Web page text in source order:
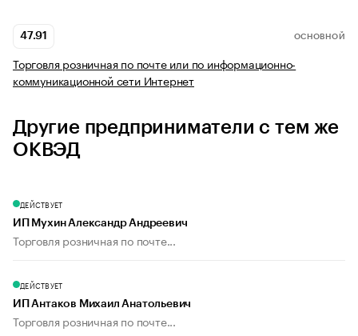
47.91 ОСНОВНОЙ
Торговля розничная по почте или по информационно-
коммуникационной сети Интернет
Другие предприниматели с тем же
ОКВЭД
ДЕЙСТВУЕТ
ИП Мухин Александр Андреевич
Торговля розничная по почте...
ДЕЙСТВУЕТ
ИП Антаков Михаил Анатольевич
Торговля розничная по почте...